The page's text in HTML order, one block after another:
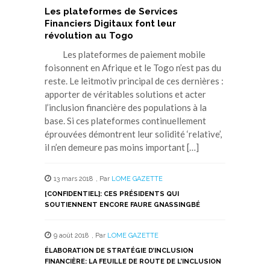
Les plateformes de Services
Financiers Digitaux font leur
révolution au Togo
Les plateformes de paiement mobile
foisonnent en Afrique et le Togo n’est pas du
reste. Le leitmotiv principal de ces dernières :
apporter de véritables solutions et acter
l’inclusion financière des populations à la
base. Si ces plateformes continuellement
éprouvées démontrent leur solidité ‘relative’,
il n’en demeure pas moins important […]
13 mars 2018 , Par LOME GAZETTE
[CONFIDENTIEL]: CES PRÉSIDENTS QUI
SOUTIENNENT ENCORE FAURE GNASSINGBÉ
9 août 2018 , Par LOME GAZETTE
ÉLABORATION DE STRATÉGIE D’INCLUSION
FINANCIÈRE: LA FEUILLE DE ROUTE DE L’INCLUSION